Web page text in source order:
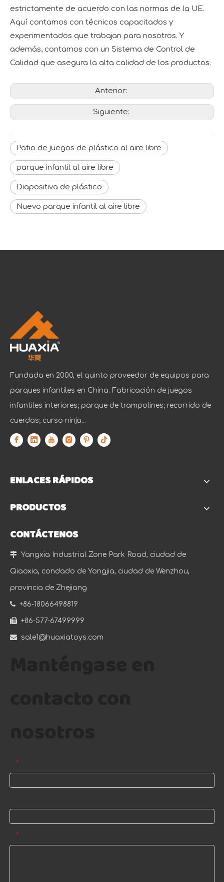
estrictamente de acuerdo con las normas de la UE.
Aquí contamos con técnicos capacitados y
experimentados que trabajan para nosotros. Y
además, contamos con un Sistema de Control de
Calidad que asegura la alta calidad de los productos.
Anterior:
Siguiente:
Patio de juegos de plástico al aire libre
parque infantil al aire libre
Diapositiva de plástico
Nuevo parque infantil al aire libre
Fundada en 2000, el quinto proveedor de equipos para
parques infantiles en China. Fabricación de juegos
infantiles interiores; parque de trampolines; recorrido de
cuerdas; curso ninja...
ENLACES RÁPIDOS
PRODUCTOS
CONTÁCTENOS
 Yangxia Industrial Zone Park Road, ciudad de
Qiaoxia, condado de Yongjia, ciudad de Wenzhou,
provincia de Zhejiang
 +86-18066498819
 +86-577-67499999
 sale1@huaxiatoys.com
*
*